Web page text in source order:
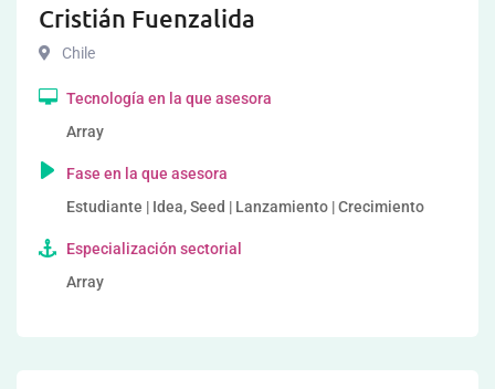
Cristián Fuenzalida
Chile
Tecnología en la que asesora
Array
Fase en la que asesora
Estudiante | Idea, Seed | Lanzamiento | Crecimiento
Especialización sectorial
Array